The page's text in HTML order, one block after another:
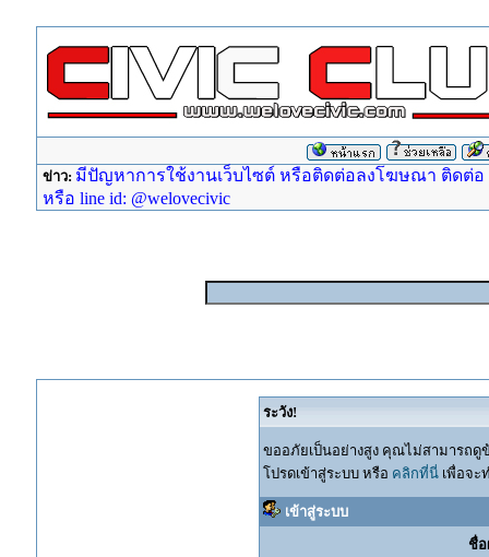
ข่าว: มีปัญหาการใช้งานเว็บไซต์ หรือติดต่อลงโฆษณา ติดต่อ
หรือ line id: @welovecivic
ระวัง!
ขออภัยเป็นอย่างสูง คุณไม่สามารถ
โปรดเข้าสู่ระบบ หรือ คลิกที่นี่เพื่อจะ
เข้าสู่ระบบ
ชื่อ